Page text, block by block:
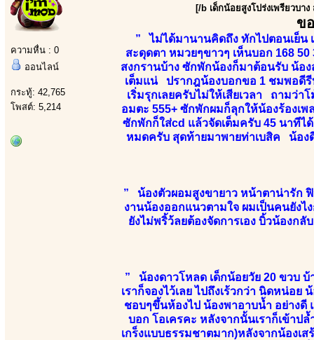
ความหื่น : 0
ออนไลน์
กระทู้: 42,765
โพสต์: 5,214
[/b เด็กน้อยสูงโปร่งเพรียวบ
ข
” ไม่ได้มานานคิดถึง ทักไปตอนเย็น
สะดุดตา หมวยๆขาวๆ เห็นบอก 168
สงกรานบ้าง ซักพักน้องก็มาต้อนรับ น้อ
เต็มแน่ ปรากฎน้องบอกขอ 1 ชมพอดี
เริ่มรุกเลยครับไม่ให้เสียเวลา ถามว่
อมตะ 555+ ซักพักผมก็ลุกให้น้องร้องเ
ซักพักก็ใส่cd แล้วจัดเต็มครับ 45 นาที
หมดครับ สุดท้ายมาพายท่าเบสิค น้อ
” น้องตัวผอมสูงขายาว หน้าตาน่ารัก
งานน้องออกแนวตามใจ ผมเป็นคนยังไ
ยังไม่พริ้ว้ลยต้องจัดการเอง บิ้วน้องก
” น้องดาวโหลด เด็กน้อยวัย 20 ขวบ บ้
เราก็จองไว้เลย ไปถึงเร้วกว่า นิดหน่อ
ชอบๆขึ้นห้องไป น้องพาอาบน้ำ อย่างดี
บอก โอเครคะ หลังจากนั้นเราก็เข้าป
เกร็งแบบธรรมชาตมาก)หลังจากน้องเ